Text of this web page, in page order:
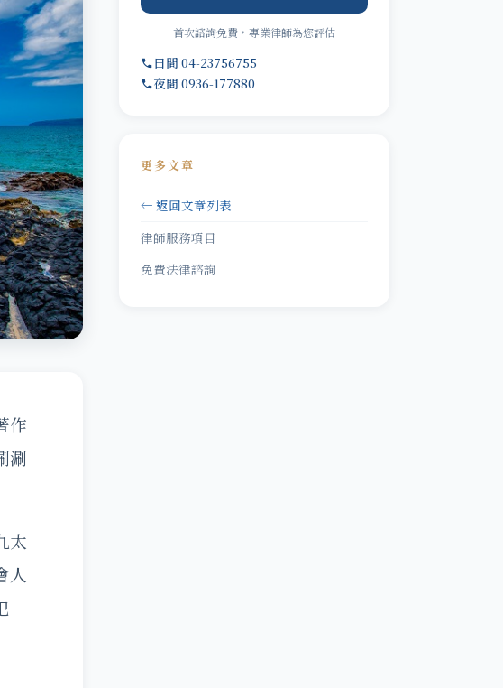
作
涮
太
人
首次諮詢免費，專業律師為您評估
日間 04-23756755
夜間 0936-177880
更多文章
← 返回文章列表
律師服務項目
免費法律諮詢